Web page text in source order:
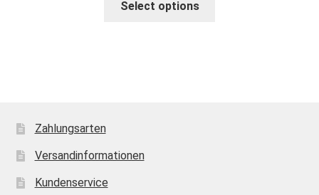
Select options
Zahlungsarten
Versandinformationen
Kundenservice